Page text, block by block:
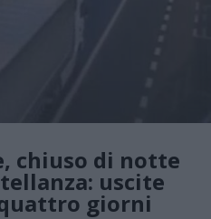
chiuso di notte
uscite
giorni